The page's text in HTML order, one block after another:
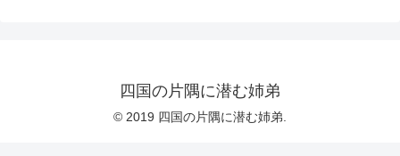
四国の片隅に潜む姉弟
© 2019 四国の片隅に潜む姉弟.